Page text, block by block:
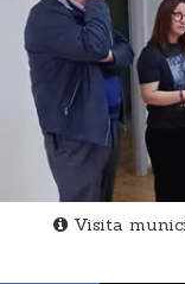
Visita